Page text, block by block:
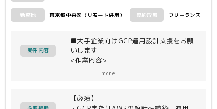
勤務地 東京都中央区（リモート併用） 契約形態 フリーランス
案件内容
■大手企業向けGCP運用設計支援をお願
いします
<作業内容>
more
【必須】